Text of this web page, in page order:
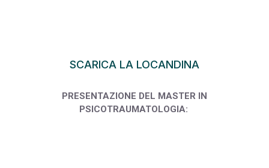
SCARICA LA LOCANDINA
PRESENTAZIONE DEL MASTER IN
PSICOTRAUMATOLOGIA: